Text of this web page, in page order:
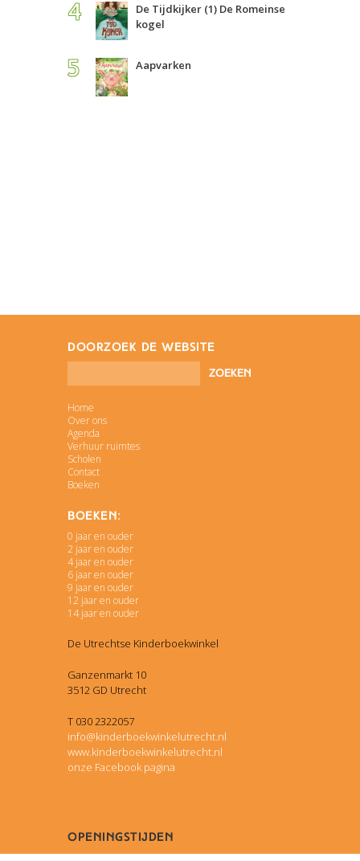
De Tijdkijker (1) De Romeinse
kogel
Aapvarken
doorzoek de website
Home
Over ons
Agenda
Verhuur ruimtes
Scholen
Contact
Boeken
Boeken:
0 jaar en ouder
2 jaar en ouder
4 jaar en ouder
6 jaar en ouder
9 jaar en ouder
12 jaar en ouder
14 jaar en ouder
De Utrechtse Kinderboekwinkel
Ganzenmarkt 10
3512 GD Utrecht
T 030 2322057
info@kinderboekwinkelutrecht.nl
www.kinderboekwinkelutrecht.nl
onze Facebook pagina
Openingstijden